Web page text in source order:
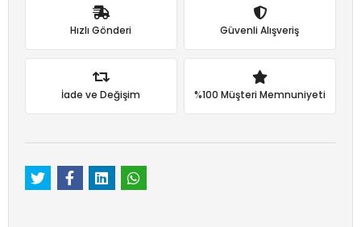
Hızlı Gönderi Güvenli Alışveriş
İade ve Değişim %100 Müşteri Memnuniyeti